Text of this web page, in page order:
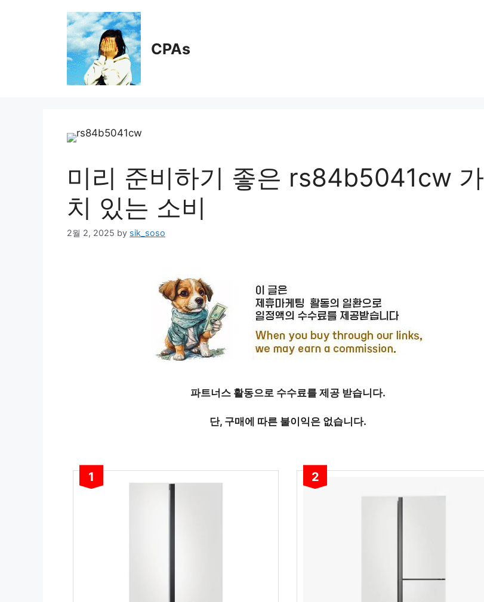
CPAs
미리 준비하기 좋은 rs84b5041cw 가
치 있는 소비
2월 2, 2025 by sik_soso
파트너스 활동으로 수수료를 제공 받습니다.
단, 구매에 따른 불이익은 없습니다.
1 2